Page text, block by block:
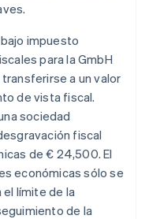
bajo impuesto
para la GmbH
a un valor
de vista fiscal.
sociedad
fiscal
de € 24,500. El
económicas sólo se
el límite de la
de la